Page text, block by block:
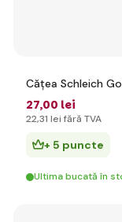
Cățea Schleich
27,00 lei
22,31 lei fără TVA
+ 5 puncte
Ultima bucată în